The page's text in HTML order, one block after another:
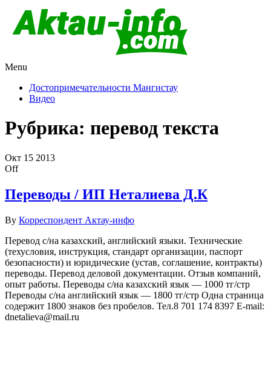
Казахстан
Menu
Достопримечательности Мангистау
Видео
Рубрика: перевод текста
Окт 15 2013
Off
Переводы / ИП Неталиева Д.К
By Корреспондент Актау-инфо
Перевод с/на казахский, английский языки. Технические
(техусловия, инструкция, стандарт организации, паспорт
безопасности) и юридические (устав, соглашение, контракты)
переводы. Перевод деловой документации. Отзыв компаний,
опыт работы. Переводы с/на казахский язык — 1000 тг/стр
Переводы с/на английский язык — 1800 тг/стр Одна страница
содержит 1800 знаков без пробелов. Тел.8 701 174 8397 Е-mail:
dnetalieva@mail.ru